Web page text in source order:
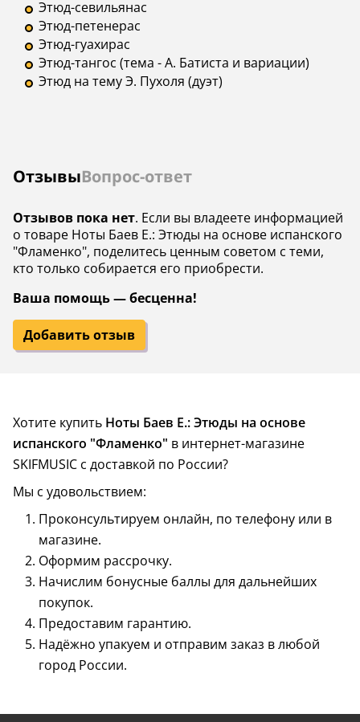
Этюд-севильянас
Этюд-петенерас
Этюд-гуахирас
Этюд-тангос (тема - А. Батиста и вариации)
Этюд на тему Э. Пухоля (дуэт)
ОтзывыВопрос-ответ
Отзывов пока нет. Если вы владеете информацией
о товаре Ноты Баев Е.: Этюды на основе испанского
"Фламенко", поделитесь ценным советом с теми,
кто только собирается его приобрести.
Ваша помощь — бесценна!
Добавить отзыв
Хотите купить Ноты Баев Е.: Этюды на основе
испанского "Фламенко" в интернет-магазине
SKIFMUSIC с доставкой по России?
Мы с удовольствием:
Проконсультируем онлайн, по телефону или в
магазине.
Оформим рассрочку.
Начислим бонусные баллы для дальнейших
покупок.
Предоставим гарантию.
Надёжно упакуем и отправим заказ в любой
город России.